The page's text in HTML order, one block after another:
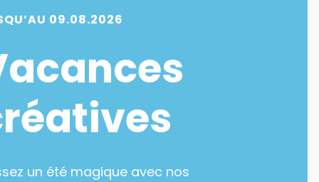
09.08.2026
un été magique avec nos